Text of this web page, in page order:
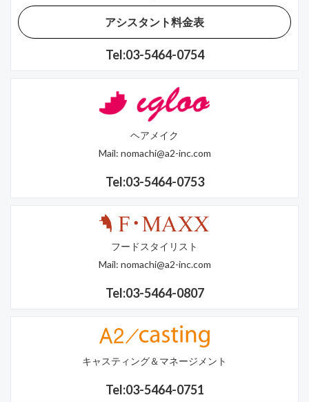
アシスタント料金表
Tel:03-5464-0754
ヘアメイク
Mail: nomachi@a2-inc.com
Tel:03-5464-0753
フードスタイリスト
Mail: nomachi@a2-inc.com
Tel:03-5464-0807
キャスティング＆マネージメント
Tel:03-5464-0751